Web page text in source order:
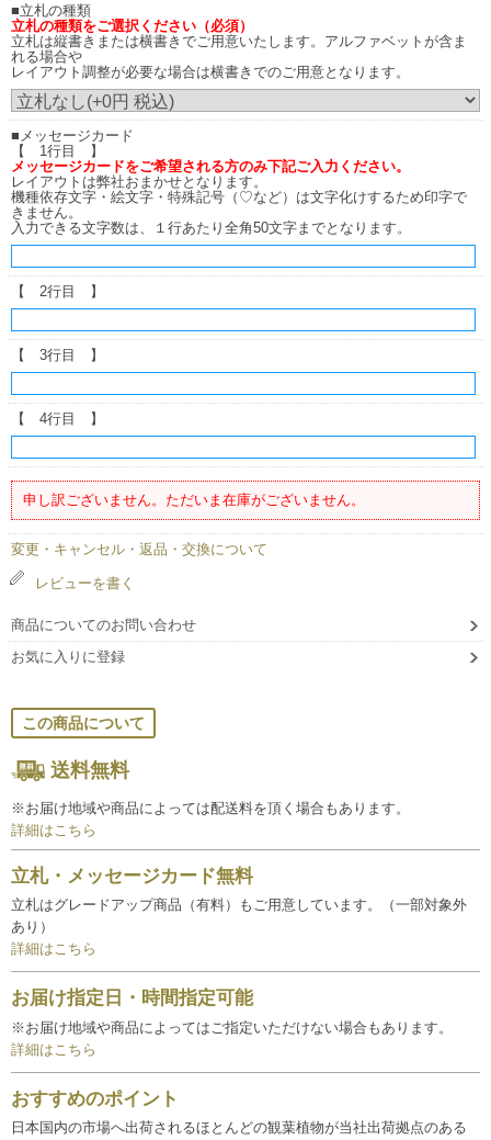
■立札の種類
立札の種類をご選択ください（必須）
立札は縦書きまたは横書きでご用意いたします。アルファベットが含ま
れる場合や
レイアウト調整が必要な場合は横書きでのご用意となります。
■メッセージカード
【 1行目 】
メッセージカードをご希望される方のみ下記ご入力ください。
レイアウトは弊社おまかせとなります。
機種依存文字・絵文字・特殊記号（♡など）は文字化けするため印字で
きません。
入力できる文字数は、１行あたり全角50文字までとなります。
【 2行目 】
【 3行目 】
【 4行目 】
申し訳ございません。ただいま在庫がございません。
変更・キャンセル・返品・交換について
レビューを書く
商品についてのお問い合わせ
お気に入りに登録
この商品について
送料無料
※お届け地域や商品によっては配送料を頂く場合もあります。
詳細はこちら
立札・メッセージカード無料
立札はグレードアップ商品（有料）もご用意しています。（一部対象外
あり）
詳細はこちら
お届け指定日・時間指定可能
※お届け地域や商品によってはご指定いただけない場合もあります。
詳細はこちら
おすすめのポイント
日本国内の市場へ出荷されるほとんどの観葉植物が当社出荷拠点のある